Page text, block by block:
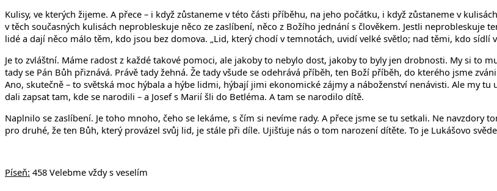
Kulisy, ve kterých žijeme. A přece – i když zůstaneme v této části příběhu, na jeho počátku, i když zůstaneme v
v těch současných kulisách neprobleskuje něco ze zaslíbení, něco z Božího jednání s člověkem. Jestli neprobleskuje
lidé a dají něco málo těm, kdo jsou bez domova. „Lid, který chodí v temnotách, uvidí velké světlo; nad těmi, kdo sídlí
Je to zvláštní. Máme radost z každé takové pomoci, ale jakoby to nebylo dost, jakoby to byly jen drobnosti. My si to
tady se Pán Bůh přiznává. Právě tady žehná. Že tady všude se odehrává příběh, ten Boží příběh, do kterého jsme
Ano, skutečně – to světská moc hýbala a hýbe lidmi, hýbají jimi ekonomické zájmy a náboženství nenávisti. Ale my
dali zapsat tam, kde se narodili – a Josef s Marií šli do Betléma. A tam se narodilo dítě.
Naplnilo se zaslíbení. Je toho mnoho, čeho se lekáme, s čím si nevíme rady. A přece jsme se tu setkali. Ne
pro druhé, že ten Bůh, který provázel svůj lid, je stále při díle. Ujišťuje nás o tom narození dítěte. To je Lukášovo
Píseň: 458 Velebme vždy s veselím